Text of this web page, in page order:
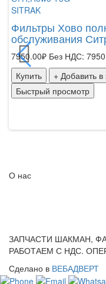
SITRAK
Фильтры Хово
обслуживания
7950.00₽ Без НДС:
Купить
+ Добавить в
Быстрый просмотр
О нас
ЗАПЧАСТИ ШАКМАН,
РАБОТАЕМ С НДС.
Сделано в ВЕБАДВЕРТ